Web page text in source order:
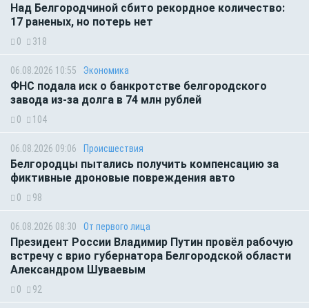
Над Белгородчиной сбито рекордное количество:
17 раненых, но потерь нет
0 318
06.08.2026 10:55 Экономика
ФНС подала иск о банкротстве белгородского
завода из-за долга в 74 млн рублей
0 104
06.08.2026 09:06 Происшествия
Белгородцы пытались получить компенсацию за
фиктивные дроновые повреждения авто
0 98
06.08.2026 08:30 От первого лица
Президент России Владимир Путин провёл рабочую
встречу с врио губернатора Белгородской области
Александром Шуваевым
0 92